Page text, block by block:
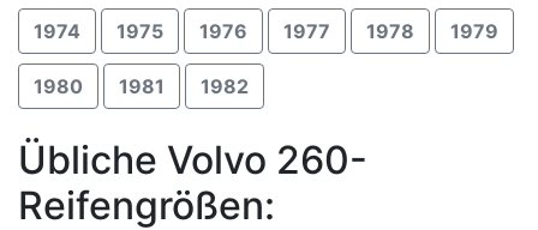
1974 1975 1976 1977 1978 1979
1980 1981 1982
Übliche Volvo 260-
Reifengrößen: